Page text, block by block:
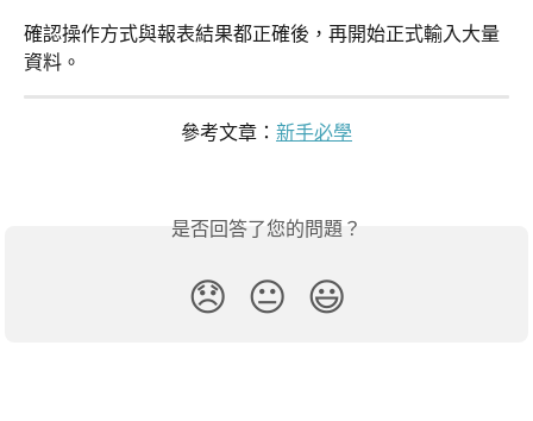
確認操作方式與報表結果都正確後，再開始正式輸入大量
資料。
參考文章： 新手必學
是否回答了您的問題？
😞 😐 😃